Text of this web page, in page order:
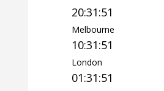
20:31:52
Melbourne
10:31:52
London
01:31:52